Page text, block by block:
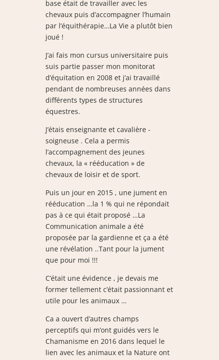
base était de travailler avec les
chevaux puis d’accompagner l’humain
par l’équithérapie…La Vie a plutôt bien
joué !
J’ai fais mon cursus universitaire puis
suis partie passer mon monitorat
d’équitation en 2008 et j’ai travaillé
pendant de nombreuses années dans
différents types de structures
équestres.
J’étais enseignante et cavalière -
soigneuse . Cela a permis
l’accompagnement des jeunes
chevaux, la « rééducation » de
chevaux de loisir et de sport.
Puis un jour en 2015 , une jument en
rééducation …la 1 % qui ne répondait
pas à ce qui était proposé …La
Communication animale a été
proposée par la gardienne et ça a été
une révélation ..Tant pour la jument
que pour moi !!!
C’était une évidence , je devais me
former tellement c’était passionnant et
utile pour les animaux …
Ca a ouvert d’autres champs
perceptifs qui m’ont guidés vers le
Chamanisme en 2016 dans lequel le
lien avec les animaux et la Nature ont